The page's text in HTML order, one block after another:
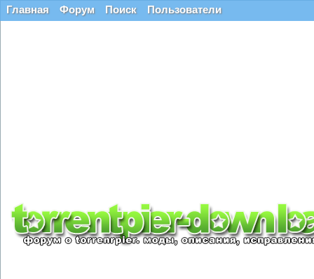
Главная Форум Поиск Пользователи